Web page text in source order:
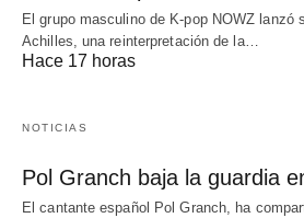
El grupo masculino de K-pop NOWZ lanzó
Achilles, una reinterpretación de la…
Hace 17 horas
NOTICIAS
Pol Granch baja la guardia
El cantante español Pol Granch, ha